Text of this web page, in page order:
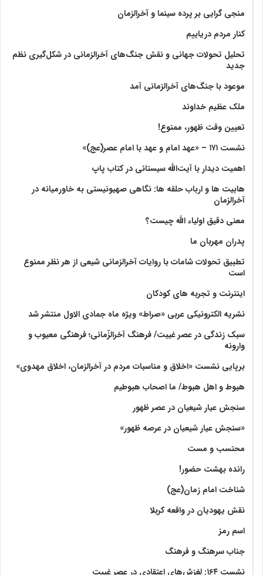
منجی گرایی بر پرده سینما و آخرالزمان
کنار مردم دریاییم
تحلیل تحولات جهانی و نقش جنگ‌های آخرالزمانی در شکل‌گیری نظم
جدید
موعود با جنگ‌های آخرالزمانی آمد
ملک عظیم خداوند
تعیین وقت ظهور، ممنوع!
نشست ۱۷۱ – «عهد امام و عهد با امام عصر(عج)»
اهمیت دیدار با آیت‌الله سیستانی در کتاب پاپ
هابیت ها و ارباب حلقه ها: نگاهی صهیونیستی به خاورمیانه در
آخرالزمان
معنی دقیق اولیاء الله چیست؟
پدران مهربان ما
تطبیق تحولات شامات با روایات آخرالزمانی شیعی از هر نظر ممنوع
است
اینترنت و تجربه های کودکان
نشریه الکترونیکی عربی «صراط» ویژه ماه جمادی الاول منتشر شد
سبک زندگی در عصر غیبت/ فرهنگ آخرالزّمانی؛ فرهنگی معیوب و
وارونه
برپایی نشست «اخلاق و مناسبات مردم در آخرالزمان، اخلاق مهدوی»
هبوط و اهل هبوط/ ما اصحاب هبوطیم
سنجش عیار شیعیان در عصر ظهور
«سنجش عیار شیعیان در عرصه ظهور»
محتسب و مست
رانده بهشت‌ حضور!
شناخت امام زمان(عج)
نقش یهودیان در واقعه کربلا
اسم رمز
جناب سرهنگ و فرهنگ
نشست ۱۶۴: لغزش‌های اعتقادی در عصر غیبت